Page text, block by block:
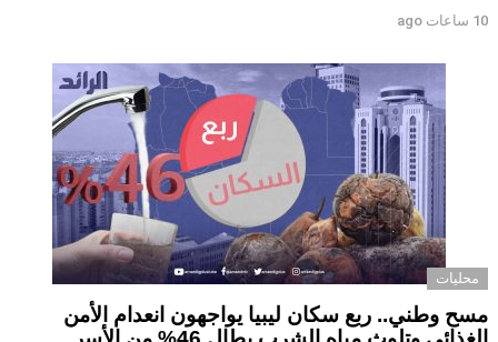
10 ساعات ago
محليات
مسح وطني.. ربع سكان ليبيا يواجهون انعدام الأمن